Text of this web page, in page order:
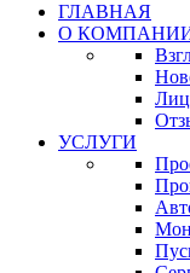
ГЛАВНАЯ
О
УСЛУГИ